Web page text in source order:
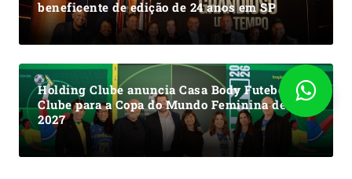
beneficente de edição de 24 anos em SP
Holding Clube anuncia Casa Body Futebol
Clube para a Copa do Mundo Feminina de
2027